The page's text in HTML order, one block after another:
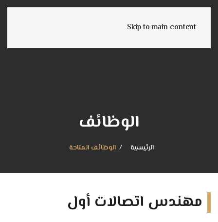
Skip to main content
الوظائف
الرئيسية الوظائف المتاحة
مهندس اتصالات أول